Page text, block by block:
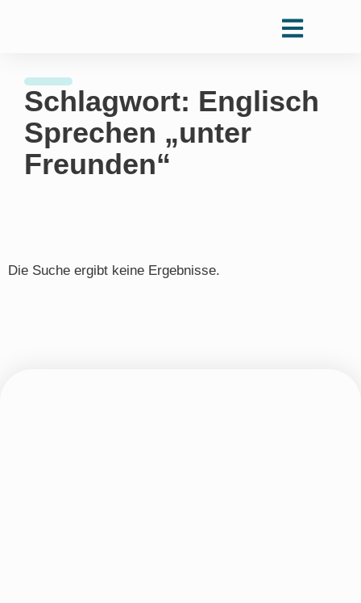
Schlagwort: Englisch
Sprechen „unter
Freunden“
Die Suche ergibt keine Ergebnisse.